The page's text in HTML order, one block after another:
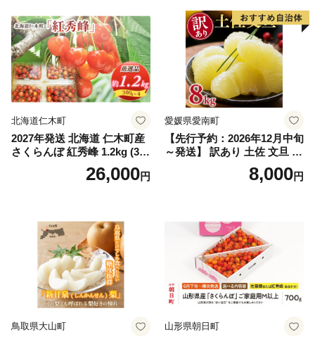
笛吹市 山梨県 フルーツ 果物
ぶどう 葡萄 大粒 シャインマ
スカット おすすめ シャイン
マスカット 贈答 ギフト 産地
笛吹市 シャインマスカット
笛吹 葡萄 国産 ぶどう 人気
国産 1.2kg 先行｜
北海道仁木町
2027年発送 北海道 仁木町産
さくらんぼ 紅秀峰 1.2kg (300
g×4パック) Lサイズ以上 旬
桜桃 産地直送 サクランボ チ
26,000円
愛媛県愛南町
【先行予約：2026年12月中旬
～発送】 訳あり 土佐 文旦 8k
g (Mサイズ以上サイズミック
ス) 8000円 わけあり ぶんた
産 農家直送 期間限定 特産品
サイズミックス くらもとフ
ァーム 愛南町 愛媛県
8,000円
鳥取県大山町 山形県朝日町